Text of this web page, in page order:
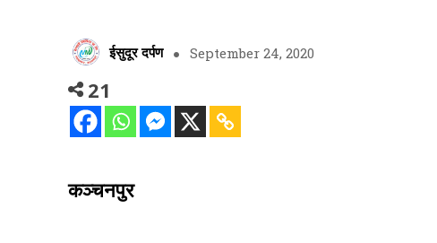
ईसुदूर दर्पण September 24, 2020
21
कञ्चनपुर